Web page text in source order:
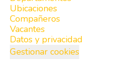
Ubicaciones
Compañeros
Vacantes
Datos y privacidad
Gestionar cookies